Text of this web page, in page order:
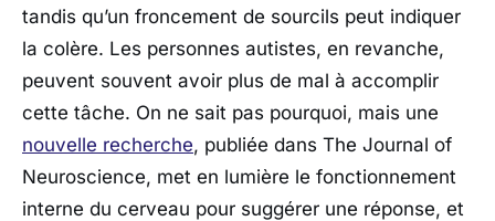
tandis qu’un froncement de sourcils peut indiquer
la colère. Les personnes autistes, en revanche,
peuvent souvent avoir plus de mal à accomplir
cette tâche. On ne sait pas pourquoi, mais une
nouvelle recherche, publiée dans The Journal of
Neuroscience, met en lumière le fonctionnement
interne du cerveau pour suggérer une réponse, et